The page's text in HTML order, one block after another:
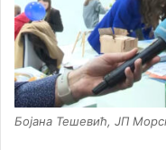
Бојана Тешевић, ЈП